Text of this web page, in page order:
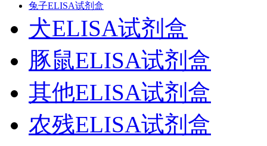
兔子ELISA试剂盒
犬ELISA试剂盒
豚鼠ELISA试剂盒
其他ELISA试剂盒
农残ELISA试剂盒